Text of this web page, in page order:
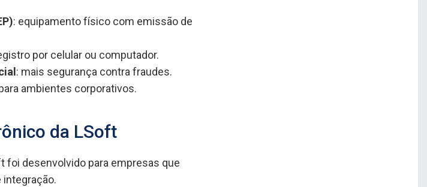
: equipamento físico com emissão de
por celular ou computador.
: mais segurança contra fraudes.
ambientes corporativos.
da LSoft
foi desenvolvido para empresas que